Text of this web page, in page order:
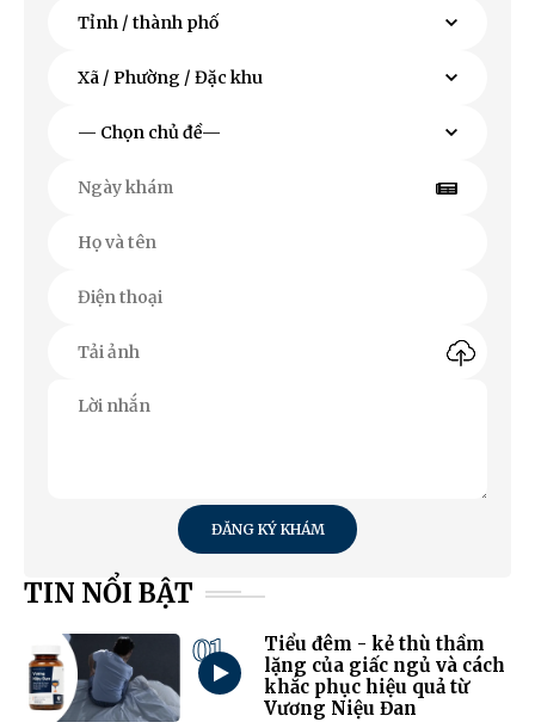
ĐĂNG KÝ KHÁM
TIN NỔI BẬT
01
Tiểu đêm - kẻ thù thầm
lặng của giấc ngủ và cách
khắc phục hiệu quả từ
Vương Niệu Đan